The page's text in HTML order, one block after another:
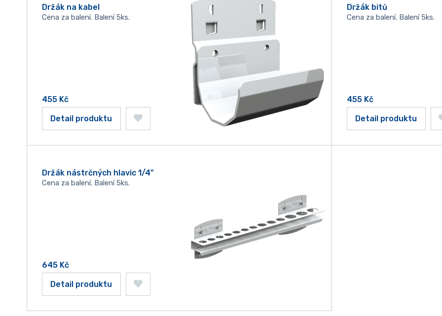
Držák na kabel
Cena za balení. Balení 5ks.
455 Kč
Detail produktu
Držák bitů
Cena za balení. Balení 5ks.
455 Kč
Detail produktu
Držák nástrčných hlavic 1/4"
Cena za balení. Balení 5ks.
645 Kč
Detail produktu